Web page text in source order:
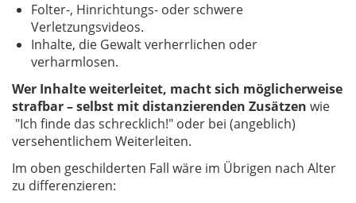
Folter-, Hinrichtungs- oder schwere
Verletzungsvideos.
Inhalte, die Gewalt verherrlichen oder
verharmlosen.
Wer Inhalte weiterleitet, macht sich möglicherweise
strafbar – selbst mit distanzierenden Zusätzen wie
"Ich finde das schrecklich!" oder bei (angeblich)
versehentlichem Weiterleiten.
Im oben geschilderten Fall wäre im Übrigen nach Alter
zu differenzieren: